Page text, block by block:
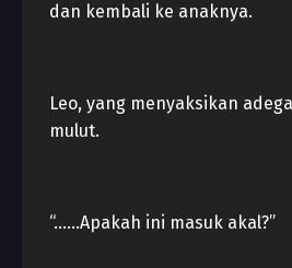
dan kembali ke anaknya.
Leo, yang menyaksikan
mulut.
“……Apakah ini masuk akal?”